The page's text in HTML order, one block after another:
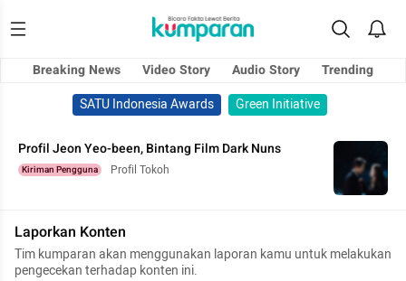
Breaking News Video Story Audio Story
Trending
SATU Indonesia Awards
Green Initiative
Profil Jeon Yeo-been, Bintang Film Dark Nuns
Kiriman Pengguna Profil Tokoh
Laporkan Konten
Tim kumparan akan menggunakan laporan kamu untuk melakukan
pengecekan terhadap konten ini.